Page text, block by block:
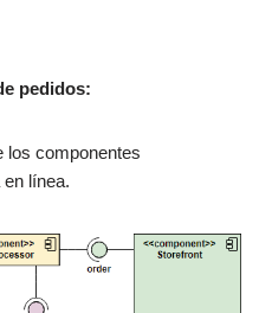
pedidos:
los componentes
línea.